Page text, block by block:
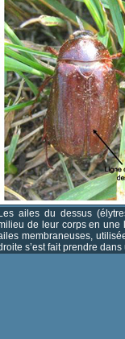
Les ailes du dessus
de leur corps en une
membraneuses,
s’est fait prendre